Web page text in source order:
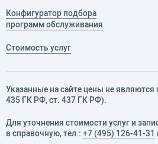
Конфигуратор подбора
программ обслуживания
Стоимость услуг
Указанные на сайте цены не являются
435 ГК РФ, cт. 437 ГК РФ).
Для уточнения стоимости услуг и
в справочную, тел.: +7 (495) 126-41-31